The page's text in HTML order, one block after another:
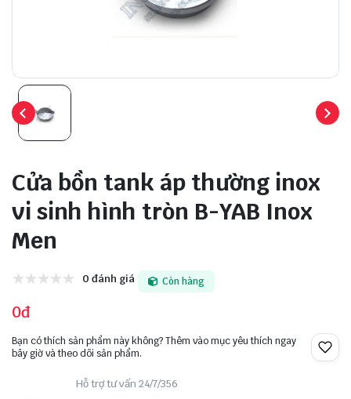
Cửa bồn tank áp thường inox
vi sinh hình tròn B-YAB Inox
Men
0 đánh giá Còn hàng
0đ
Bạn có thích sản phẩm này không? Thêm vào mục yêu thích ngay
bây giờ và theo dõi sản phẩm.
Hỗ trợ tư vấn 24/7/356